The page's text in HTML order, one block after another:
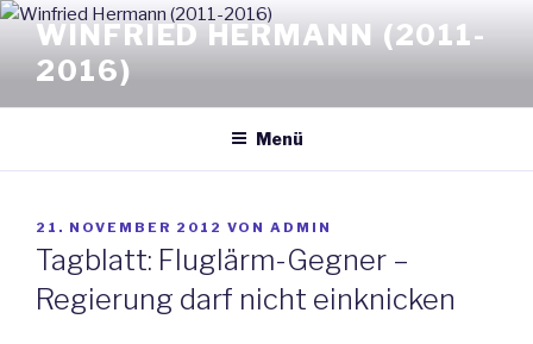
Zum
Inhalt
springen
WINFRIED HERMANN (2011-
2016)
Menü
VERÖFFENTLICHT
AM
21. NOVEMBER 2012 VON ADMIN
Tagblatt: Fluglärm-Gegner –
Regierung darf nicht einknicken